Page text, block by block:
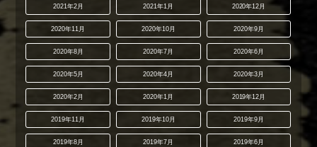
2021年2月 2021年1月 2020年12月
2020年11月 2020年10月 2020年9月
2020年8月 2020年7月 2020年6月
2020年5月 2020年4月 2020年3月
2020年2月 2020年1月 2019年12月
2019年11月 2019年10月 2019年9月
2019年8月 2019年7月 2019年6月